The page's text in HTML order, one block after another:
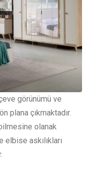
görünümü ve
plana çıkmaktadır.
olanak
askılıkları